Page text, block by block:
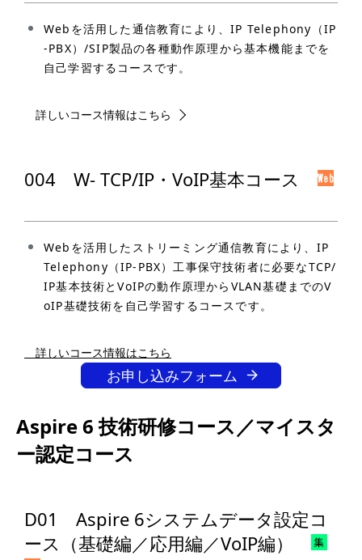
Webを活用した通信教育により、IP Telephony（IP
-PBX）/SIP製品の各種動作原理から基本機能までを
自己学習するコースです。
詳しいコース情報はこちら
004 W- TCP/IP・VoIP基本コース
Webを活用したストリーミング通信教育により、IP
Telephony（IP-PBX）工事保守技術者に必要なTCP/
IP基本技術とVoIPの動作原理からVLAN基礎までのV
oIP基礎技術を自己学習するコースです。
詳しいコース情報はこちら
お申し込みフォーム
Aspire 6 技術研修コース／マイスタ
ー認定コース
D01 Aspire 6システムデータ設定コ
ース（基礎編／応用編／VoIP編）